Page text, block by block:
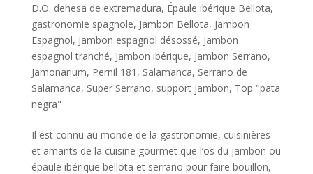
D.O. dehesa de extremadura, Épaule ibérique Bellota,
gastronomie spagnole, Jambon Bellota, Jambon
Espagnol, Jambon espagnol désossé, Jambon
espagnol tranché, Jambon ibérique, Jambon Serrano,
Jamonarium, Pernil 181 , Salamanca, Serrano de
Salamanca, Super Serrano, support jambon, Top "pata
negra"
Il est connu au monde de la gastronomie, cuisinières
et amants de la cuisine gourmet que l’os du jambon ou
épaule ibérique bellota et serrano pour faire bouillon,